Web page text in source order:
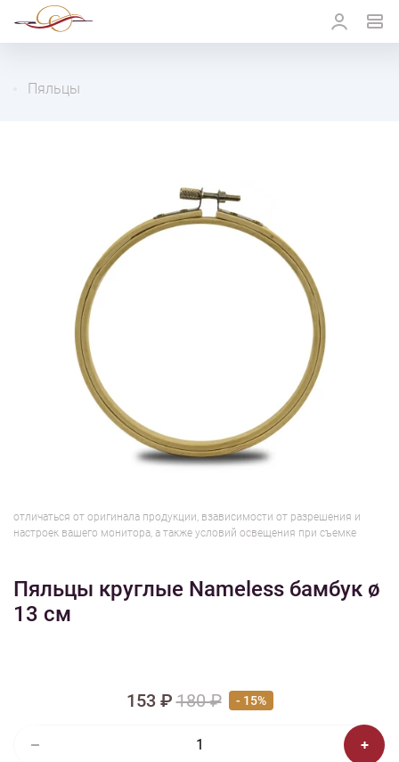
Пяльцы
1/5
отличаться от оригинала продукции, взависимости от разрешения и
настроек вашего монитора, а также условий освещения при съемке
Пяльцы круглые Nameless бамбук ø
13 см
153 ₽180 ₽ - 15%